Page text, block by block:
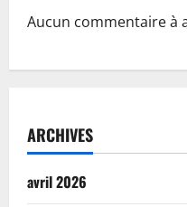
Aucun commentaire à
ARCHIVES
avril 2026